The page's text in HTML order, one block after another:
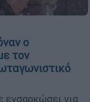
ο
τον
ενσαρκώσει για